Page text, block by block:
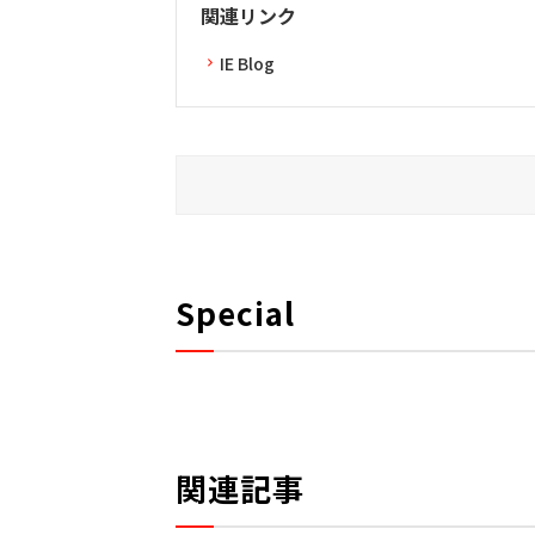
関連リンク
IE Blog
Special
関連記事